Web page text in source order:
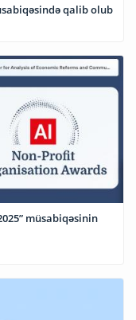
qalib olub
müsabiqəsinin